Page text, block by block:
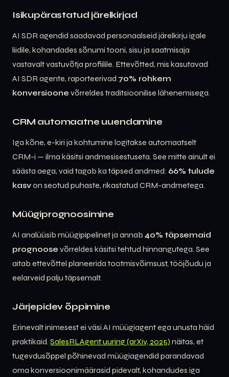
Isikupärastatud järelkirjad
AI SDR agendid saadavad personaalseid järelkirju igale
liidile, kohandades sõnumi tooni, sisu ja saatmisaja
vastavalt vastuvõtja profiilile. Ettevõtted, mis kasutavad
AI SDR agente, raporteerivad 70% rohkem
konversioone võrreldes traditsioonilise lähenemisega.
CRM automaatne uuendamine
Iga kõne, e-kiri ja kohtumine logitakse automaatselt
CRM-i — ilma käsitsi andmesisestuseta. See mitte ainult ei
säästa aega, vaid tagab ka täpsed andmed: 66% tulude
kasvon seotud puhaste, rikastatud CRM-andmetega.
Müügiprognoosimine
AI analüüsib müügipipelinet ja annab 40% täpsemaid
prognoose võrreldes käsitsi tehtud hinnangutega. See
aitab ettevõttel planeerida tootmisvõimsust, tööjõudu ja
eelarveid palju täpsemalt.
Järjepidev õppimine
Erinevalt inimesest ei väsi AI müügiagent ega unusta häid
praktikaid. SalesRLAgent uuring (arXiv, 2025) näitas, et
tugevdusõppel põhinevad müügiagendid parandavad
oma konversioonimäärasid pidevalt, kohandudes iga